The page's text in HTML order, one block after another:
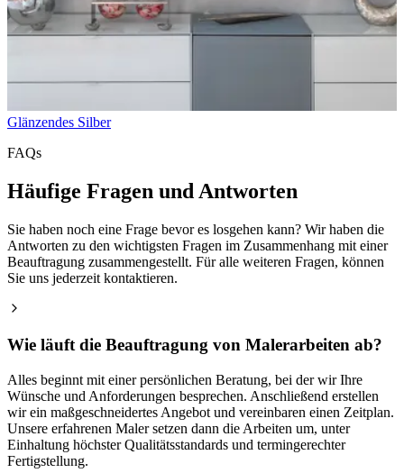
Glänzendes Silber
FAQs
Häufige Fragen und Antworten
Sie haben noch eine Frage bevor es losgehen kann? Wir haben die
Antworten zu den wichtigsten Fragen im Zusammenhang mit einer
Beauftragung zusammengestellt. Für alle weiteren Fragen, können
Sie uns jederzeit kontaktieren.
Wie läuft die Beauftragung von Malerarbeiten ab?
Alles beginnt mit einer persönlichen Beratung, bei der wir Ihre
Wünsche und Anforderungen besprechen. Anschließend erstellen
wir ein maßgeschneidertes Angebot und vereinbaren einen Zeitplan.
Unsere erfahrenen Maler setzen dann die Arbeiten um, unter
Einhaltung höchster Qualitätsstandards und termingerechter
Fertigstellung.